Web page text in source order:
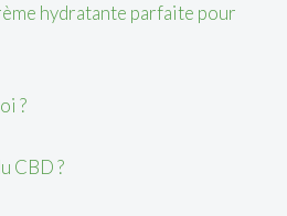
hydratante parfaite pour
?
CBD ?